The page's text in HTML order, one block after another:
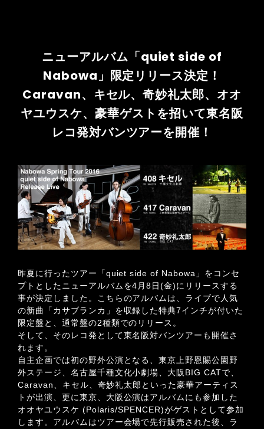
ニューアルバム「quiet side of
Nabowa」限定リリース決定！
Caravan、キセル、奇妙礼太郎、オオ
ヤユウスケ、豪華ゲストを招いて東名阪
レコ発対バンツアーを開催！
昨夏に行ったツアー「quiet side of Nabowa」をコンセ
プトとしたニューアルバムを4月8日(金)にリリースする
事が決定しました。こちらのアルバムは、ライブで人気
の新曲「カサブランカ」を収録した特典7インチが付いた
限定盤と、通常盤の2種類でのリリース。
そして、そのレコ発として東名阪対バンツアーも開催さ
れます。
自主企画では初の野外公演となる、東京上野恩賜公園野
外ステージ、名古屋千種文化小劇場、大阪BIG CATで、
Caravan、キセル、奇妙礼太郎といった豪華アーティス
トが出演、更に東京、大阪公演はアルバムにも参加した
オオヤユウスケ (Polaris/SPENCER)がゲストとして参加
します。アルバムはツアー会場で先行販売された後、ラ